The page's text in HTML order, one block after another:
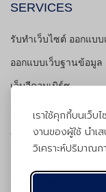
เราใช้คุกกี้บนเว็
งานของผู้ใช้ นำเ
วิเคราะห์ปริมาณก
SERVICES
รับทำเว็บไซต์ ออกแบบ
ออกแบบเว็บฐานข้อมูล
เว็บอีคอมเมิร์ซ
บริการดูแลเว็บไซต์